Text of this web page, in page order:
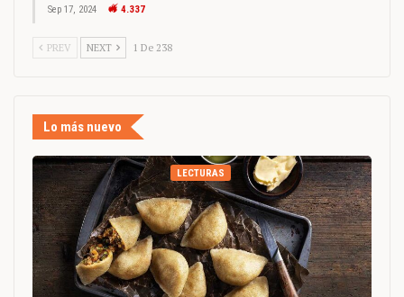
Sep 17, 2024 4.337
PREV NEXT 1 De 238
Lo más nuevo
LECTURAS